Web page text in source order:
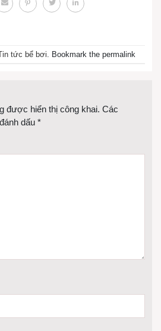
tức bể bơi. Bookmark the permalink
được hiển thị công khai. Các
dấu *